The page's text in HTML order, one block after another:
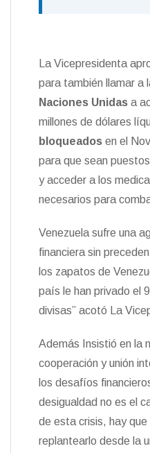
La Vicepresidenta
para también llamar a
Naciones Unidas a
millones de dólares
bloqueados en el
para que sean
y acceder a los
necesarios para
Venezuela sufre una
financiera sin
los zapatos de
país le han privado el
divisas” acotó La
Además Insistió en la
cooperación y unión
los desafíos
desigualdad no es el
de esta crisis, hay
replantearlo desde la